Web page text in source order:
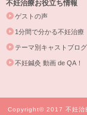
不妊治療お役立ち情報
ゲストの声
1分間で分かる不妊治療
テーマ別キャストブログ
不妊鍼灸 動画 de QA！
Copyright© 2017 不妊治